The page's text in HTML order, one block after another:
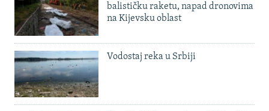
balističku raketu, napad dronovima
na Kijevsku oblast
Vodostaj reka u Srbiji